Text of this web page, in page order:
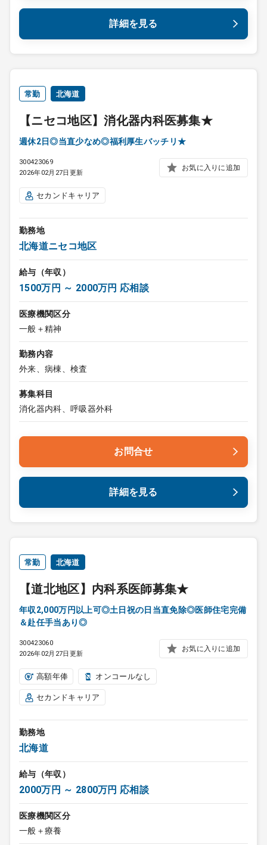
詳細を見る
常勤 北海道
【ニセコ地区】消化器内科医募集★
週休2日◎当直少なめ◎福利厚生バッチリ★
300423069
2026年02月27日更新
お気に入りに追加
セカンドキャリア
勤務地
北海道ニセコ地区
給与（年収）
1500万円 ～ 2000万円 応相談
医療機関区分
一般＋精神
勤務内容
外来、病棟、検査
募集科目
消化器内科、呼吸器外科
お問合せ
詳細を見る
常勤 北海道
【道北地区】内科系医師募集★
年収2,000万円以上可◎土日祝の日当直免除◎医師住宅完備
＆赴任手当あり◎
300423060
2026年02月27日更新
お気に入りに追加
高額年俸 オンコールなし
セカンドキャリア
勤務地
北海道
給与（年収）
2000万円 ～ 2800万円 応相談
医療機関区分
一般＋療養